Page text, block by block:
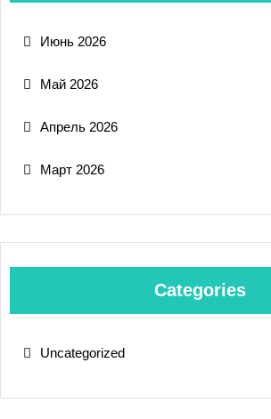
Июнь 2026
Май 2026
Апрель 2026
Март 2026
Categories
Uncategorized